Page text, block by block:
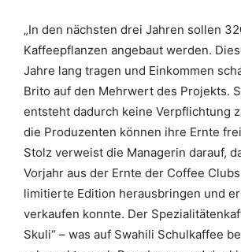
„In den nächsten drei Jahren sollen
Kaffeepflanzen angebaut werden.
Jahre lang tragen und Einkommen
Brito auf den Mehrwert des Projekts.
entsteht dadurch keine Verpflichtung
die Produzenten können ihre Ernte
Stolz verweist die Managerin darauf,
Vorjahr aus der Ernte der Coffee
limitierte Edition herausbringen und
verkaufen konnte. Der
Skuli“ – was auf Swahili Schulkaffee